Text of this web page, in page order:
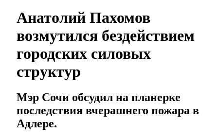
Анатолий Пахомов
возмутился бездействием
городских силовых
структур
Мэр Сочи обсудил на планерке
последствия вчерашнего пожара в
Адлере.